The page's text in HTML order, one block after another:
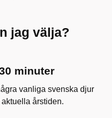
jag välja?
minuter
vanliga svenska djur
årstiden.